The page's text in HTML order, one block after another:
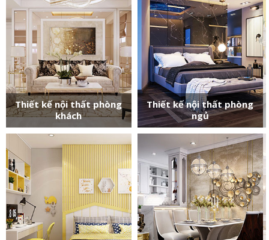
Thiết kế nội thất phòng
khách
Thiết kế nội thất phòng
ngủ